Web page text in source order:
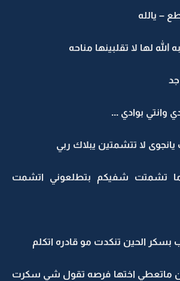
– يالله
الله لها لا تقلبينها مناحه
وانتي بوادي ...
لا تتشمتين يبلاك ربي
تشمتت شفيكم بتطلعوني اتشمت
الحين تنكدت مو قادره اتكلم
ماتعطي اختها فرصه تقول شي سكرت